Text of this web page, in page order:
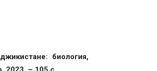
биология,